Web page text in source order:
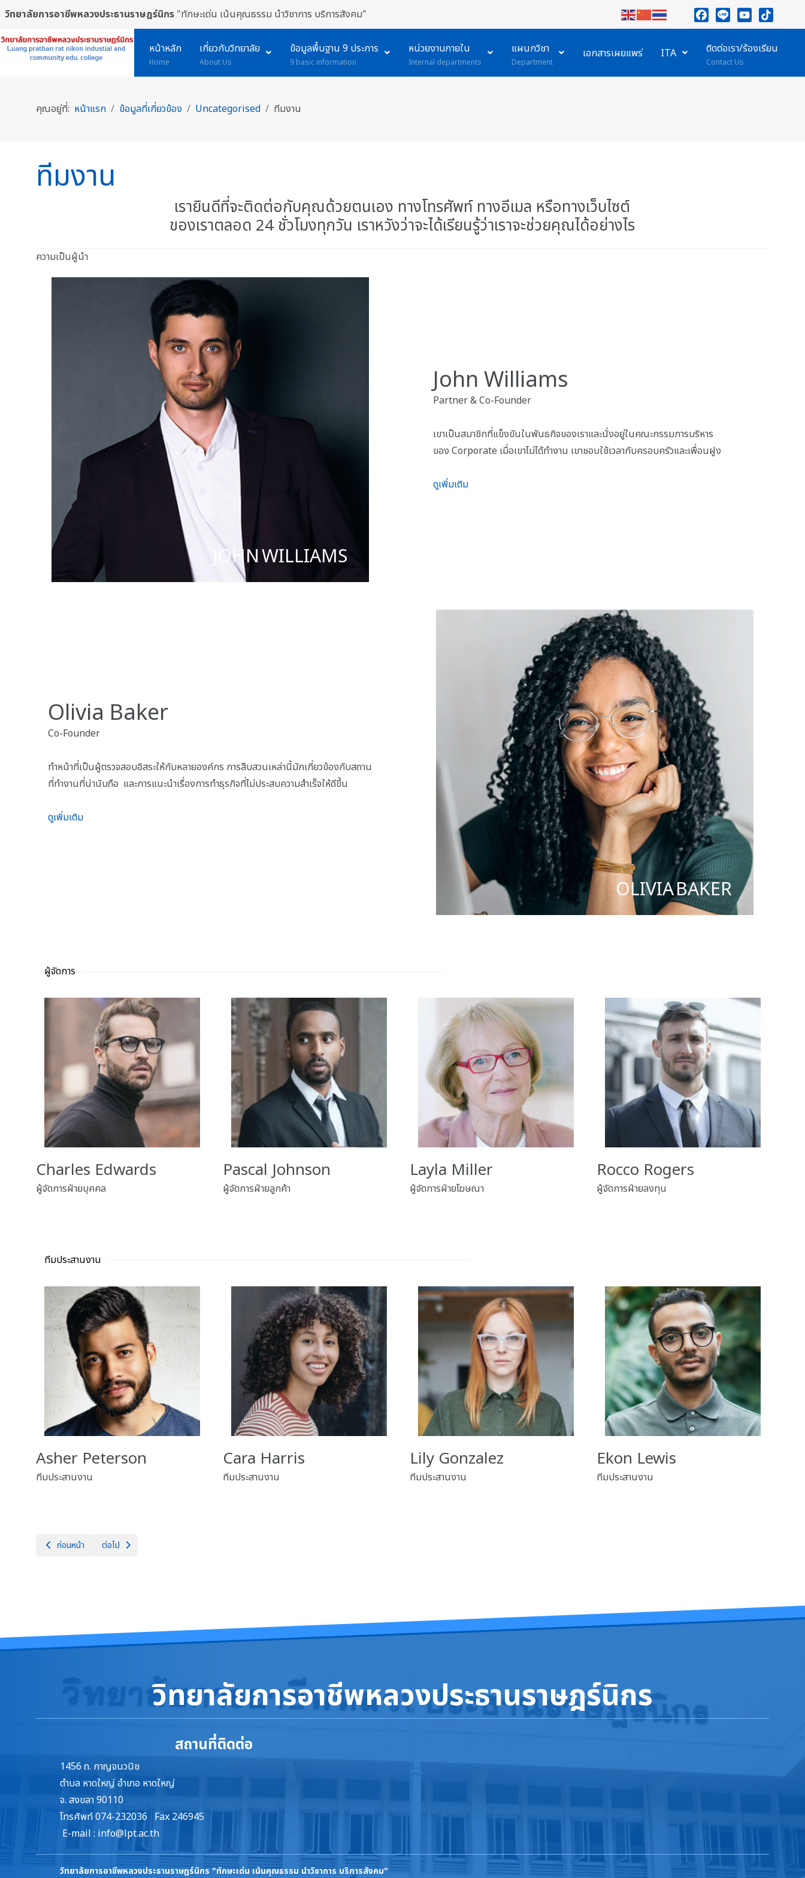
วิทยาลัยการอาชีพหลวงประธานราษฎร์นิกร "ทักษะเด่น เน้นคุณธรรม นำวิชาการ บริการสังคม"
Facebook
LineYouTube
TikTok
หน้าหลัก
Home
เกี่ยวกับวิทยาลัย
About Us
ข้อมูลพื้นฐาน 9 ประการ
9 basic information
หน่วยงานภายใน
Internal departments
แผนกวิชา
Department
เอกสารเผยแพร่ ITA ติดต่อเรา/ร้องเรียน
Contact Us
คุณอยู่ที่: หน้าแรก ข้อมูลที่เกี่ยวข้อง Uncategorised ทีมงาน
ทีมงาน
เรายินดีที่จะติดต่อกับคุณด้วยตนเอง ทางโทรศัพท์ ทางอีเมล หรือทางเว็บไซต์
ของเราตลอด 24 ชั่วโมงทุกวัน เราหวังว่าจะได้เรียนรู้ว่าเราจะช่วยคุณได้อย่างไร
ความเป็นผู้นำ
JOHN WILLIAMS
John Williams
Partner & Co-Founder
เขาเป็นสมาชิกที่แข็งขันในพันธกิจของเราและนั่งอยู่ในคณะกรรมการบริหาร
ของ Corporate เมื่อเขาไม่ได้ทำงาน เขาชอบใช้เวลากับครอบครัวและเพื่อนฝูง
ดูเพิ่มเติม
Olivia Baker
Co-Founder
ทำหน้าที่เป็นผู้ตรวจสอบอิสระให้กับหลายองค์กร การสืบสวนเหล่านี้มักเกี่ยวข้องกับสถาน
ที่ทำงานที่น่านับถือ และการแนะนำเรื่องการทำธุรกิจที่ไม่ประสบความสำเร็จให้ดีขึ้น
ดูเพิ่มเติม
OLIVIA BAKER
ผู้จัดการ
Charles Edwards
ผู้จัดการฝ่ายบุคคล
Pascal Johnson
ผู้จัดการฝ่ายลูกค้า
Layla Miller
ผู้จัดการฝ่ายโฆษณา
Rocco Rogers
ผู้จัดการฝ่ายลงทุน
ทีมประสานงาน
Asher Peterson
ทีมประสานงาน
Cara Harris
ทีมประสานงาน
Lily Gonzalez
ทีมประสานงาน
Ekon Lewis
ทีมประสานงาน
เนื้อหาก่อนหน้า: ติดต่อเรา
ก่อนหน้า เนื้อหาถัดไป: เกี่ยวกับเรา
ต่อไป
วิทยาลัยการอาชีพหลวงประธานราษฎร์นิกร
สถานที่ติดต่อ
1456 ถ. กาญจนวนิช
ตำบล หาดใหญ่ อำเภอ หาดใหญ่
จ. สงขลา 90110
โทรศัพท์ 074-232036 Fax 246945
E-mail : info@lpt.ac.th
วิทยาลัยการอาชีพหลวงประธานราษฎร์นิกร"ทักษะเด่น เน้นคุณธรรม นำวิชาการ บริการสังคม"